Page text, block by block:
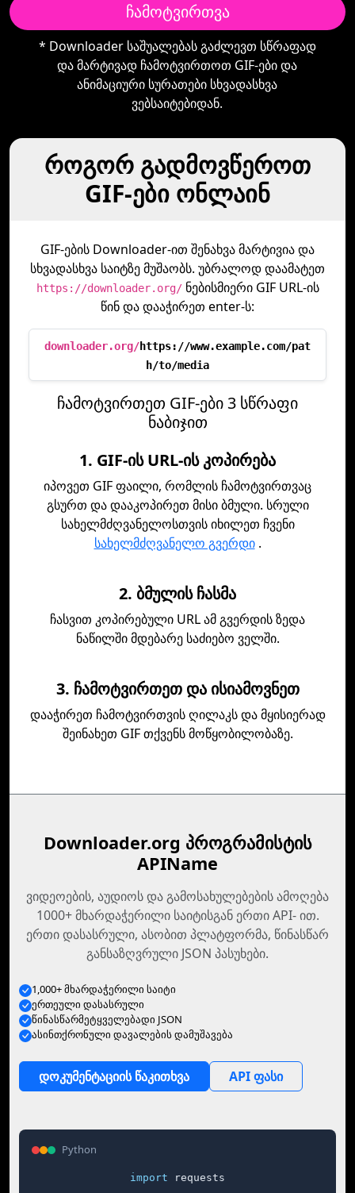
ჩამოტვირთვა
* Downloader საშუალებას გაძლევთ სწრაფად
და მარტივად ჩამოტვირთოთ GIF-ები და
ანიმაციური სურათები სხვადასხვა
ვებსაიტებიდან.
როგორ გადმოვწეროთ
GIF-ები ონლაინ
GIF-ების Downloader-ით შენახვა მარტივია და
სხვადასხვა საიტზე მუშაობს. უბრალოდ დაამატეთ
https://downloader.org/ნებისმიერი GIF URL-ის
წინ და დააჭირეთ enter-ს:
downloader.org/https://www.example.com/pat
h/to/media
ჩამოტვირთეთ GIF-ები 3 სწრაფი
ნაბიჯით
1. GIF-ის URL-ის კოპირება
იპოვეთ GIF ფაილი, რომლის ჩამოტვირთვაც
გსურთ და დააკოპირეთ მისი ბმული. სრული
სახელმძღვანელოსთვის იხილეთ ჩვენი
სახელმძღვანელო გვერდი.
2. ბმულის ჩასმა
ჩასვით კოპირებული URL ამ გვერდის ზედა
ნაწილში მდებარე საძიებო ველში.
3. ჩამოტვირთეთ და ისიამოვნეთ
დააჭირეთ ჩამოტვირთვის ღილაკს და მყისიერად
შეინახეთ GIF თქვენს მოწყობილობაზე.
Downloader.org პროგრამისტის
APIName
ვიდეოების, აუდიოს და გამოსახულებების ამოღება
1000+ მხარდაჭერილი საიტისგან ერთი API- ით.
ერთი დასასრული, ასობით პლატფორმა, წინასწარ
განსაზღვრული JSON პასუხები.
1,000+ მხარდაჭერილი საიტი
ერთეული დასასრული
წინასწარმეტყველებადი JSON
ასინთქრონული დავალების დამუშავება
დოკუმენტაციის წაკითხვა API ფასი
Python
import requests